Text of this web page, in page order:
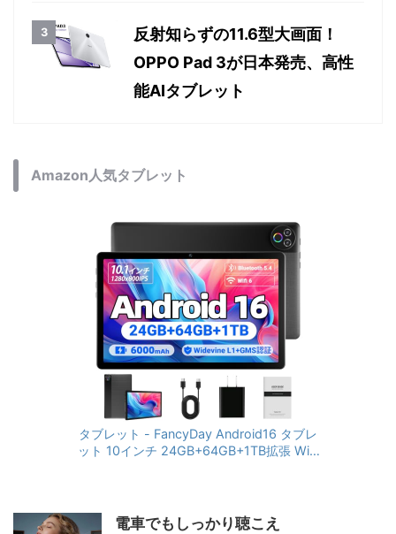
反射知らずの11.6型大画面！
OPPO Pad 3が日本発売、高性
能AIタブレット
Amazon人気タブレット
タブレット - FancyDay Android16 タブレ
ット 10インチ 24GB+64GB+1TB拡張 WiFi
RGBライト 児童守護 IPS画面 日本語説明書
電車でもしっかり聴こえ